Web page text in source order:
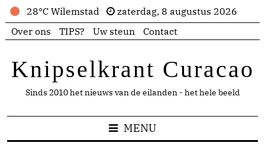
28°C Wilemstad
zaterdag, 8 augustus 2026
Over ons
TIPS? Uw steun Contact
Knipselkrant Curacao
Sinds 2010 het nieuws van de eilanden - het hele beeld
MENU